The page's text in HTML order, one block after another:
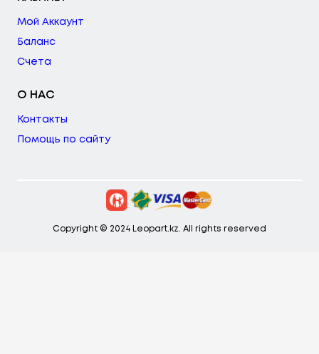
Мой Аккаунт
Баланс
Счета
О НАС
Контакты
Помощь по сайту
Copyright © 2024 Leopart.kz. All rights reserved